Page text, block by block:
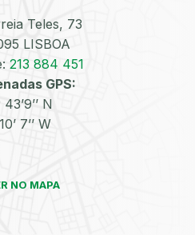
Teles, 73
LISBOA
213 884 451
GPS:
N
7’’ W
NO MAPA
Desempeno de
Jantes